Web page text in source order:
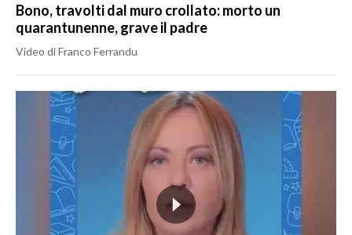
Bono, travolti dal muro crollato: morto un
quarantunenne, grave il padre
Video di Franco Ferrandu